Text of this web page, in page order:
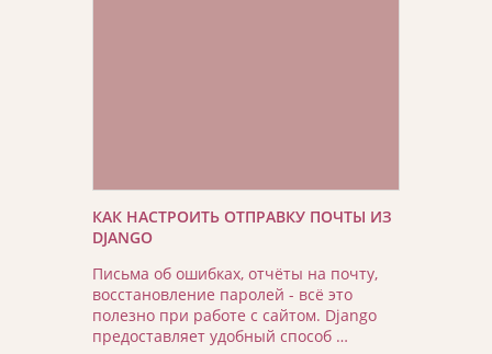
КАК НАСТРОИТЬ ОТПРАВКУ ПОЧТЫ ИЗ
DJANGO
Письма об ошибках, отчёты на почту,
восстановление паролей - всё это
полезно при работе с сайтом. Django
предоставляет удобный способ …